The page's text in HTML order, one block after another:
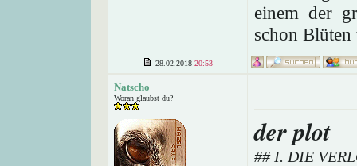
einem der
schon Blüten
28.02.2018 20:53
Natscho
Woran glaubst du?
der plot
## I. DIE